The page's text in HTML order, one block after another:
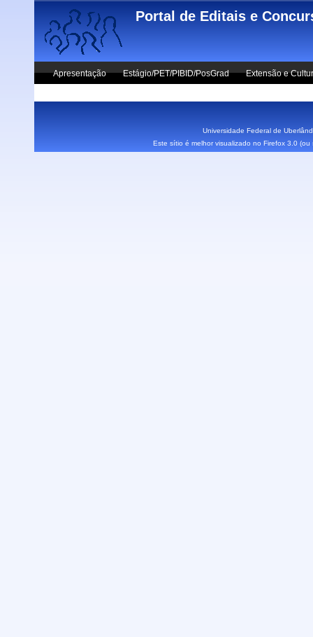
Skip to main content
Portal de Editais e
Apresentação Estágio/PET/PIBID/PosGrad Extensão e
Universidade Federal de
Este sítio é melhor visualizado no Firefox 3.0